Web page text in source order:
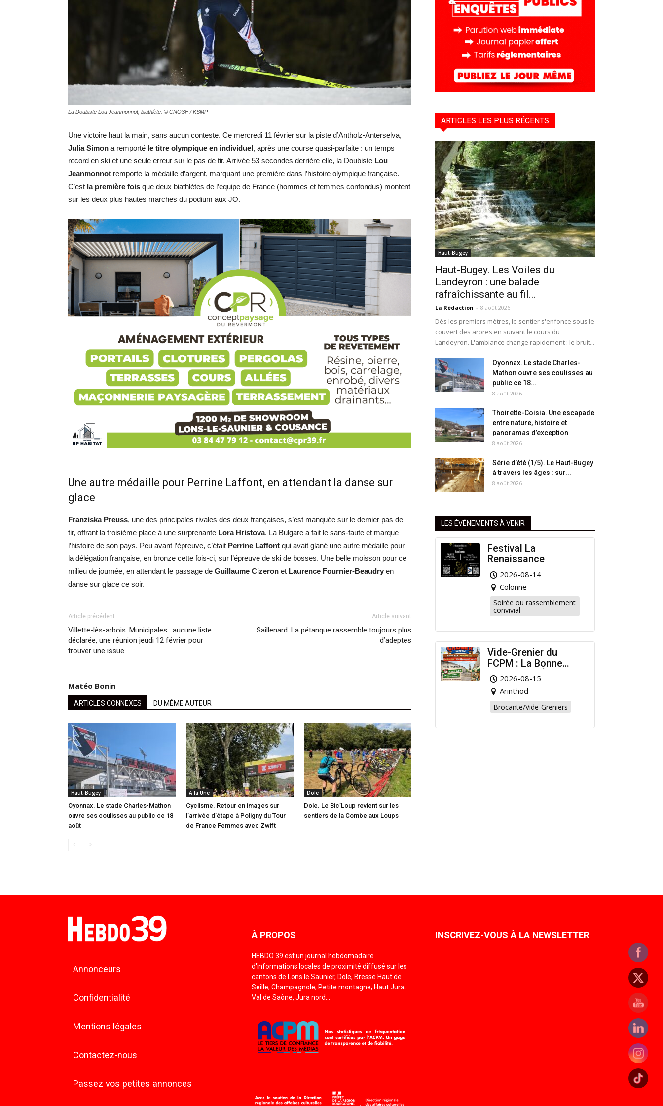
La Doubiste Lou Jeanmonnot, biathlète. © CNOSF / KSMP
Une victoire haut la main, sans aucun conteste. Ce mercredi 11 février sur la piste d’Antholz-Anterselva,
Julia Simon a remporté le titre olympique en individuel, après une course quasi-parfaite : un temps
record en ski et une seule erreur sur le pas de tir. Arrivée 53 secondes derrière elle, la Doubiste Lou
Jeanmonnot remporte la médaille d’argent, marquant une première dans l’histoire olympique française.
C’est la première fois que deux biathlètes de l’équipe de France (hommes et femmes confondus) montent
sur les deux plus hautes marches du podium aux JO.
Une autre médaille pour Perrine Laffont, en attendant la danse sur
glace
Franziska Preuss, une des principales rivales des deux françaises, s’est manquée sur le dernier pas de
tir, offrant la troisième place à une surprenante Lora Hristova. La Bulgare a fait le sans-faute et marque
l’histoire de son pays. Peu avant l’épreuve, c’était Perrine Laffont qui avait glané une autre médaille pour
la délégation française, en bronze cette fois-ci, sur l’épreuve de ski de bosses. Une belle moisson pour ce
milieu de journée, en attendant le passage de Guillaume Cizeron et Laurence Fournier-Beaudry en
danse sur glace ce soir.
Article précédent
Villette-lès-arbois. Municipales : aucune liste
déclarée, une réunion jeudi 12 février pour
trouver une issue
Article suivant
Saillenard. La pétanque rassemble toujours plus
d’adeptes
Matéo Bonin
ARTICLES CONNEXES DU MÊME AUTEUR
Haut-Bugey
Oyonnax. Le stade Charles-Mathon
ouvre ses coulisses au public ce 18
août
A la Une
Cyclisme. Retour en images sur
l’arrivée d’étape à Poligny du Tour
de France Femmes avec Zwift
Dole
Dole. Le Bic’Loup revient sur les
sentiers de la Combe aux Loups
ARTICLES LES PLUS RÉCENTS
Haut-Bugey
Haut-Bugey. Les Voiles du
Landeyron : une balade
rafraîchissante au fil...
La Rédaction - 8 août 2026
Dès les premiers mètres, le sentier s'enfonce sous le
couvert des arbres en suivant le cours du
Landeyron. L'ambiance change rapidement : le bruit...
Oyonnax. Le stade Charles-
Mathon ouvre ses coulisses au
public ce 18...
8 août 2026
Thoirette-Coisia. Une escapade
entre nature, histoire et
panoramas d’exception
8 août 2026
Série d’été (1/5). Le Haut-Bugey
à travers les âges : sur...
8 août 2026
LES ÉVÉNEMENTS À VENIR
Festival La
Renaissance
2026-08-14
Colonne
Soirée ou rassemblement
convivial
Vide-Grenier du
FCPM : La Bonne
Affaire de l’Été à
Arinthod !
2026-08-15
Arinthod
Brocante/Vide-Greniers